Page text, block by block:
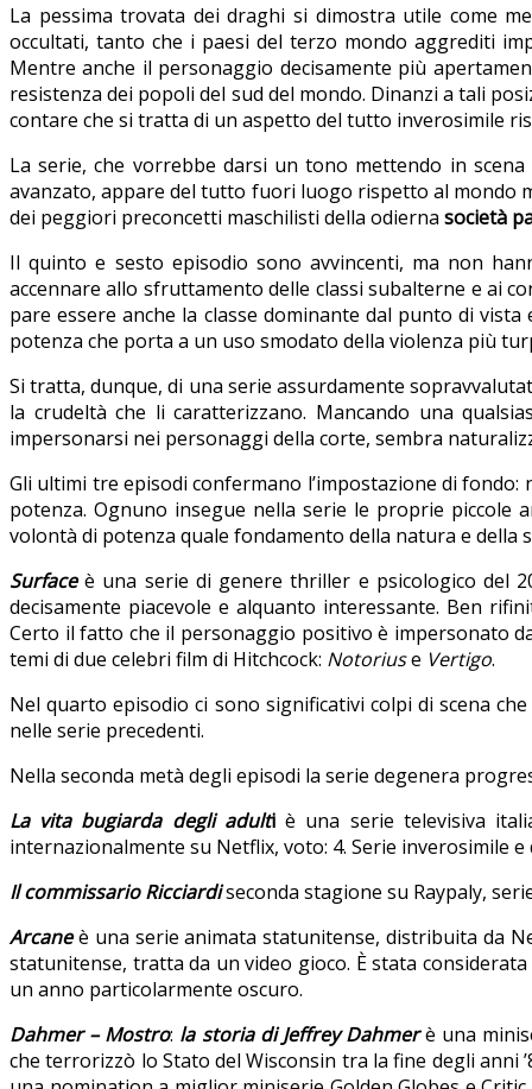
La pessima trovata dei draghi si dimostra utile come
occultati, tanto che i paesi del terzo mondo aggrediti
Mentre anche il personaggio decisamente più
resistenza dei popoli del sud del mondo. Dinanzi a tali
contare che si tratta di un aspetto del tutto inverosimile
La serie, che vorrebbe darsi un tono mettendo in
avanzato, appare del tutto fuori luogo rispetto al mondo
dei peggiori preconcetti maschilisti della odierna società
Il quinto e sesto episodio sono avvincenti, ma non
accennare allo sfruttamento delle classi subalterne e ai
pare essere anche la classe dominante dal punto di
potenza che porta a un uso smodato della violenza più
Si tratta, dunque, di una serie assurdamente
la crudeltà che li caratterizzano. Mancando una
impersonarsi nei personaggi della corte, sembra
Gli ultimi tre episodi confermano l’impostazione di
potenza. Ognuno insegue nella serie le proprie piccole
volontà di potenza quale fondamento della natura e della
Surface è una serie di genere thriller e psicologico del
decisamente piacevole e alquanto interessante. Ben
Certo il fatto che il personaggio positivo è impersonato
temi di due celebri film di Hitchcock: Notoriuse Vertigo.
Nel quarto episodio ci sono significativi colpi di scena
nelle serie precedenti.
Nella seconda metà degli episodi la serie degenera
La vita bugiarda degli adultiè una serie televisiva
internazionalmente su Netflix, voto: 4. Serie inverosimile
Il commissario Ricciardiseconda stagione su Raypaly,
Arcaneè una serie animata statunitense, distribuita da
statunitense, tratta da un video gioco. È stata
un anno particolarmente oscuro.
Dahmer – Mostro: la storia di Jeffrey Dahmerè una
che terrorizzò lo Stato del Wisconsin tra la fine degli anni